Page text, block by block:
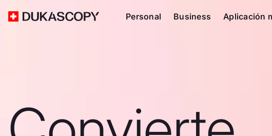
Personal Business Aplicación